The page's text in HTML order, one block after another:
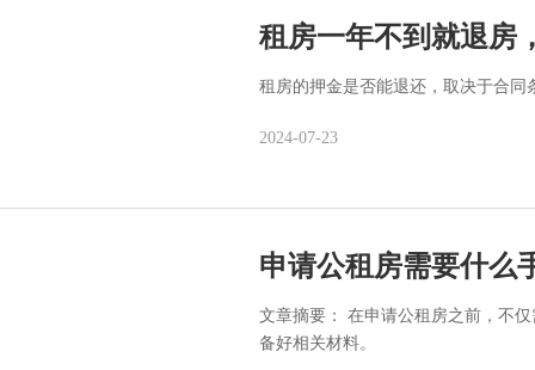
租房一年不到就退房
租房的押金是否能退还，取决于合同
2024-07-23
申请公租房需要什么
文章摘要： 在申请公租房之前，不
备好相关材料。